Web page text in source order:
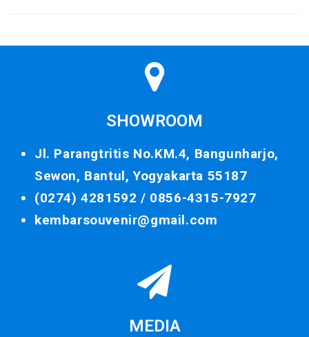
SHOWROOM
Jl. Parangtritis No.KM.4, Bangunharjo,
Sewon, Bantul, Yogyakarta 55187
(0274) 4281592 / 0856-4315-7927
kembarsouvenir@gmail.com
MEDIA